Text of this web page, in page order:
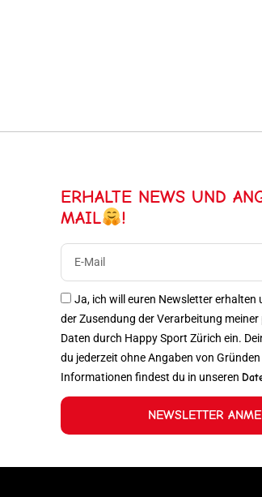
ERHALTE NEWS UND
MAIL
!
Ja, ich will euren Newsletter erhalten
der Zusendung der Verarbeitung
Daten durch Happy Sport Zürich ein.
du jederzeit ohne Angaben von
Informationen findest du in unseren
NEWSLETTER